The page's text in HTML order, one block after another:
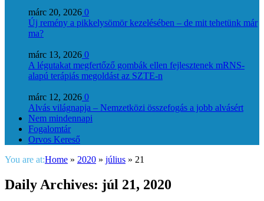
márc 20, 2026 0
Új remény a pikkelysömör kezelésében – de mit tehetünk már
ma?
márc 13, 2026 0
A légutakat megfertőző gombák ellen fejlesztenek mRNS-
alapú terápiás megoldást az SZTE-n
márc 12, 2026 0
Alvás világnapja – Nemzetközi összefogás a jobb alvásért
Nem mindennapi
Fogalomtár
Orvos Kereső
You are at:Home » 2020 » július » 21
Daily Archives: júl 21, 2020